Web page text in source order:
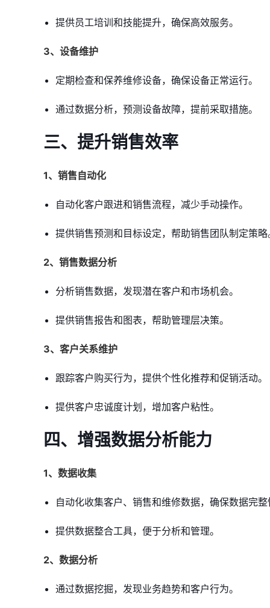
提供员工培训和技能提升，确保高效服务。
3、设备维护
定期检查和保养维修设备，确保设备正常运行。
通过数据分析，预测设备故障，提前采取措施。
三、提升销售效率
1、销售自动化
自动化客户跟进和销售流程，减少手动操作。
提供销售预测和目标设定，帮助销售团队制定策略
2、销售数据分析
分析销售数据，发现潜在客户和市场机会。
提供销售报告和图表，帮助管理层决策。
3、客户关系维护
跟踪客户购买行为，提供个性化推荐和促销活动。
提供客户忠诚度计划，增加客户粘性。
四、增强数据分析能力
1、数据收集
自动化收集客户、销售和维修数据，确保数据完整
提供数据整合工具，便于分析和管理。
2、数据分析
通过数据挖掘，发现业务趋势和客户行为。